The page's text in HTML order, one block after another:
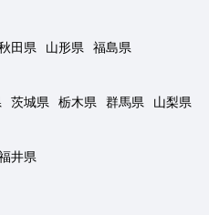
田県 山形県
福島県
茨城県 栃木県 群馬県
山梨県
井県